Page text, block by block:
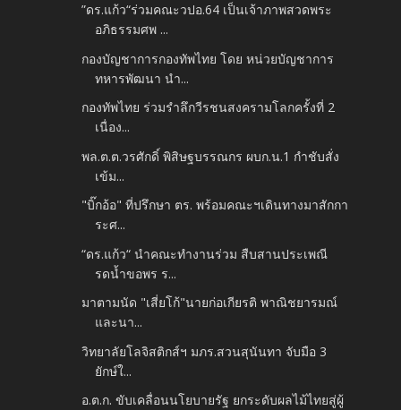
”ดร.แก้ว“ร่วมคณะวปอ.64 เป็นเจ้าภาพสวดพระ
อภิธรรมศพ ...
กองบัญชาการกองทัพไทย โดย หน่วยบัญชาการ
ทหารพัฒนา นำ...
กองทัพไทย ร่วมรำลึกวีรชนสงครามโลกครั้งที่ 2
เนื่อง...
พล.ต.ต.วรศักดิ์ พิสิษฐบรรณกร ผบก.น.1 กำชับสั่ง
เข้ม...
"บิ๊กอ้อ" ที่ปรึกษา ตร. พร้อมคณะฯเดินทางมาสักกา
ระศ...
“ดร.แก้ว“ นำคณะทำงานร่วม สืบสานประเพณี
รดน้ำขอพร ร...
มาตามนัด "เสี่ยโก้"นายก่อเกียรติ พาณิชยารมณ์
และนา...
วิทยาลัยโลจิสติกส์ฯ มภร.สวนสุนันทา จับมือ 3
ยักษ์ใ...
อ.ต.ก. ขับเคลื่อนนโยบายรัฐ ยกระดับผลไม้ไทยสู่ผู้